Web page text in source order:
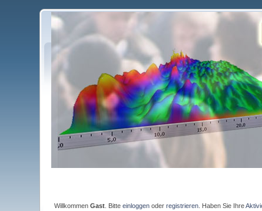
WillkommenGast . Bitteeinloggen oderregistrieren . Haben Sie Ihre